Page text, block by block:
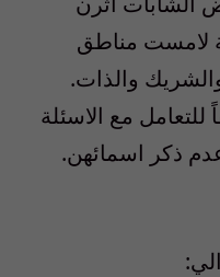
لامست مناطق
والذات.
مع الاسئلة
ذكر اسمائهن.